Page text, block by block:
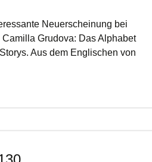
Neuerscheinung bei
Grudova: Das Alphabet
Aus dem Englischen von